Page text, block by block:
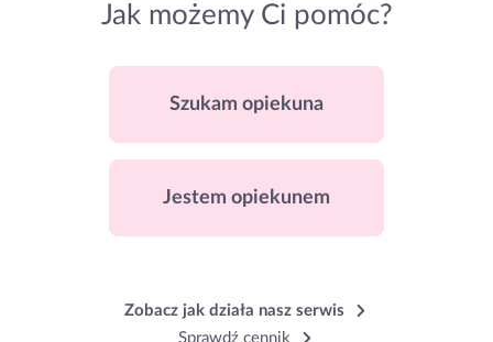
Jak możemy Ci pomóc?
Szukam opiekuna
Jestem opiekunem
Zobacz jak działa nasz serwis
Sprawdź cennik